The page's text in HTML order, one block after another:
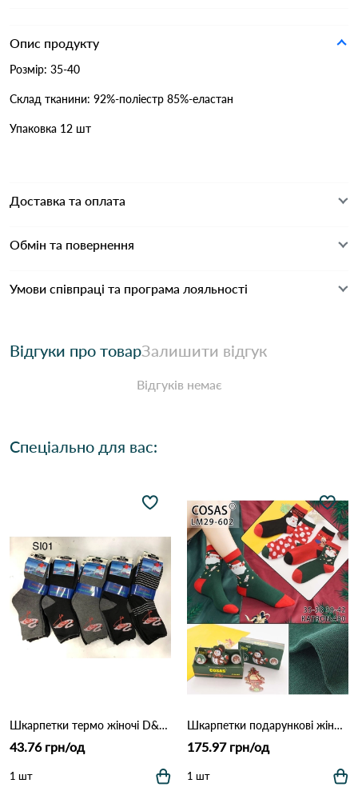
Опис продукту
Розмір: 35-40
Склад тканини: 92%-поліестр 85%-еластан
Упаковка 12 шт
Доставка та оплата
Обмін та повернення
Умови співпраці та програма лояльності
Відгуки про товарЗалишити відгук
Відгуків немає
Спеціально для вас:
Шкарпетки термо жіночі D&A 3434 Різні кольори
43.76 грн/од
1 шт
Шкарпетки подарункові жіночі COSAS LM29-602 Різні кольори
175.97 грн/од
1 шт